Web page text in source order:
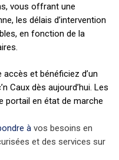
vous offrant une
les délais d’intervention
en fonction de la
et bénéficiez d’un
Caux dès aujourd’hui. Les
portail en état de marche
à vos besoins en
et des services sur